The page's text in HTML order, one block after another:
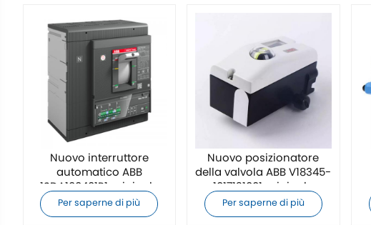
Nuovo interruttore
automatico ABB
1SDA100401R1 originale
Per saperne di più
Nuovo posizionatore
della valvola ABB V18345-
1017121001 originale
Per saperne di più